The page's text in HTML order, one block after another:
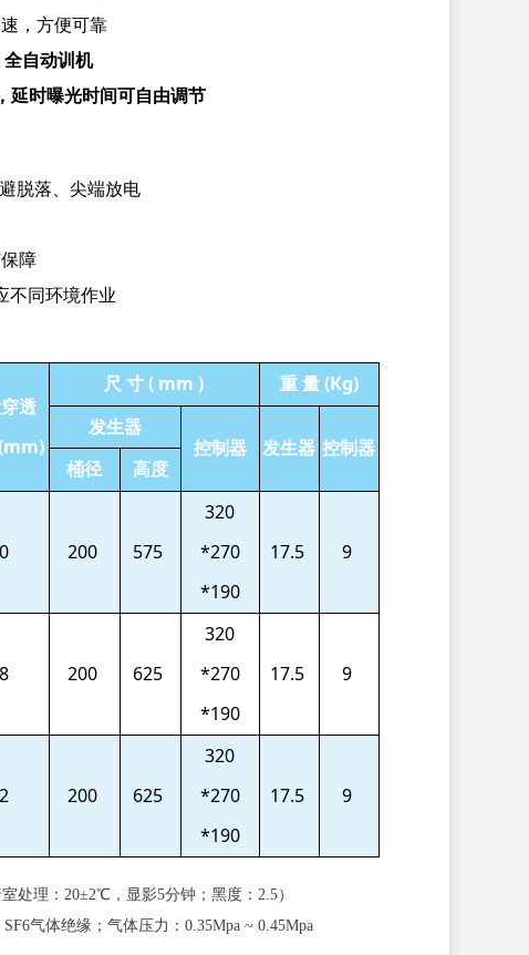
，方便可靠
全自动训机
延时曝光时间可自由调节
脱落、尖端放电
障
不同环境作业
透
尺 寸( mm ) 重量 (Kg)
发生器
控制器
发生器 控制器
桶径
高度
200 575
320
*270
*190
17.5 9
200 625
320
*270
*190
17.5 9
200 625
320
*270
*190
17.5 9
处理：20±2℃，显影5分钟；黑度：2.5）
气体绝缘；气体压力：0.35Mpa ~ 0.45Mpa